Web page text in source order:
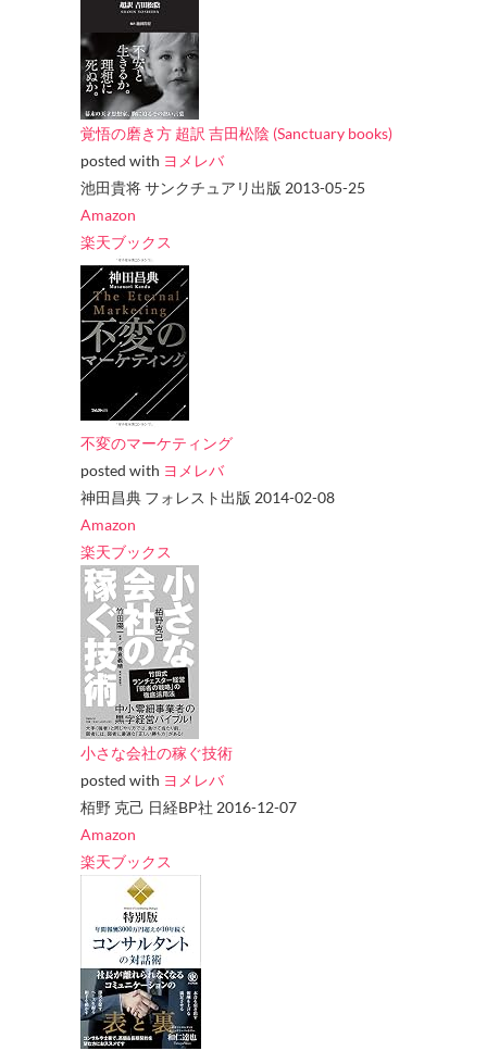
覚悟の磨き方 超訳 吉田松陰 (Sanctuary books)
posted with ヨメレバ
池田貴将 サンクチュアリ出版 2013-05-25
Amazon
楽天ブックス
不変のマーケティング
posted with ヨメレバ
神田昌典 フォレスト出版 2014-02-08
Amazon
楽天ブックス
小さな会社の稼ぐ技術
posted with ヨメレバ
栢野 克己 日経BP社 2016-12-07
Amazon
楽天ブックス